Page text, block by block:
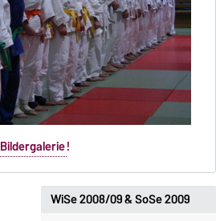
Bildergalerie!
WiSe 2008/09 & SoSe 2009